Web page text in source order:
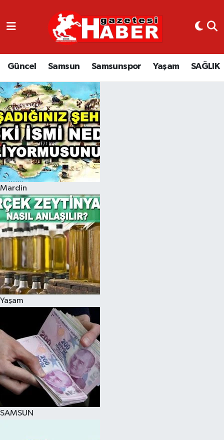
Güncel Samsun Samsunspor Yaşam SAĞLIK
Mardin
Yaşam
SAMSUN
GÜNCEL
SAMSUN
SAMSUNSPOR
EKONOMİ
YAŞAM